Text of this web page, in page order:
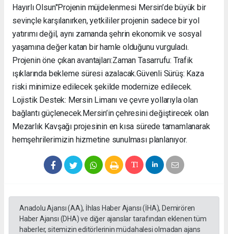
Hayırlı Olsun" ​Projenin müjdelenmesi Mersin’de büyük bir
sevinçle karşılanırken, yetkililer projenin sadece bir yol
yatırımı değil, aynı zamanda şehrin ekonomik ve sosyal
yaşamına değer katan bir hamle olduğunu vurguladı. ​
Projenin öne çıkan avantajları: ​Zaman Tasarrufu: Trafik
ışıklarında bekleme süresi azalacak. ​Güvenli Sürüş: Kaza
riski minimize edilecek şekilde modernize edilecek. ​
Lojistik Destek: Mersin Limanı ve çevre yollarıyla olan
bağlantı güçlenecek. ​Mersin’in çehresini değiştirecek olan
Mezarlık Kavşağı projesinin en kısa sürede tamamlanarak
hemşehrilerimizin hizmetine sunulması planlanıyor.
Anadolu Ajansı (AA), İhlas Haber Ajansı (İHA), Demirören
Haber Ajansı (DHA) ve diğer ajanslar tarafından eklenen tüm
haberler, sitemizin editörlerinin müdahalesi olmadan ajans